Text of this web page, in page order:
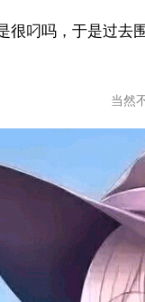
很叼吗，于是过去
当然